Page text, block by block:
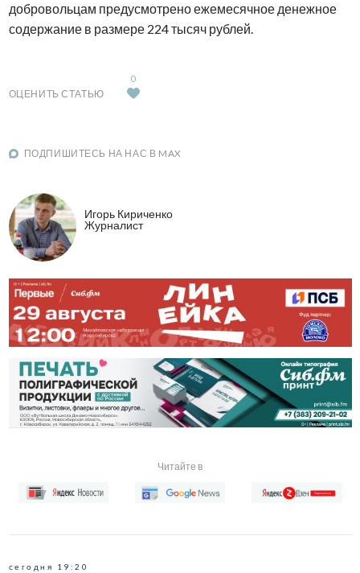
добровольцам предусмотрено ежемесячное денежное
содержание в размере 224 тысяч рублей.
ОЦЕНИТЬ СТАТЬЮ
0
ПОДПИШИТЕСЬ НА НАС В MAX
Игорь Кириченко
Журналист
Читайте в
сегодня 19:20